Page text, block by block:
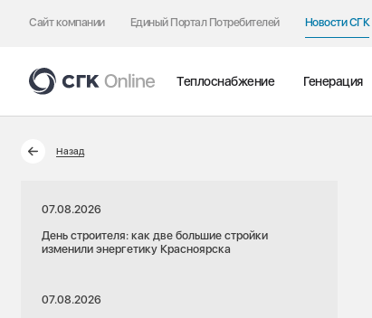
Сайт компании Единый Портал Потребителей Новости СГК
Теплоснабжение Генерация
Назад
07.08.2026
День строителя: как две большие стройки
изменили энергетику Красноярска
07.08.2026